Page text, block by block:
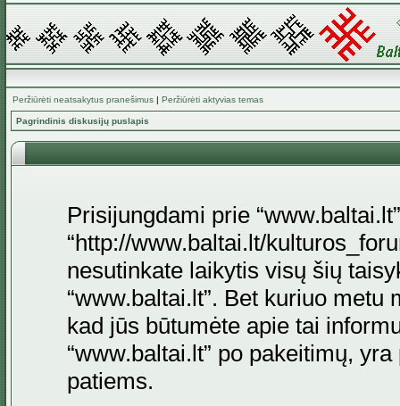
Peržiūrėti neatsakytus pranešimus | Peržiūrėti aktyvias temas
Pagrindinis diskusijų puslapis
Prisijungdami prie
“http://www.baltai.lt/
nesutinkate laikytis visų šių
“www.baltai.lt”. Bet kuriuo
kad jūs būtumėte apie tai
“www.baltai.lt” po pakeitimų,
patiems.